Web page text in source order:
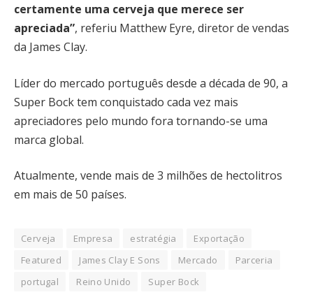
certamente uma cerveja que merece ser
apreciada”, referiu Matthew Eyre, diretor de vendas
da James Clay.
Líder do mercado português desde a década de 90, a
Super Bock tem conquistado cada vez mais
apreciadores pelo mundo fora tornando-se uma
marca global.
Atualmente, vende mais de 3 milhões de hectolitros
em mais de 50 países.
Cerveja Empresa estratégia
Exportação
Featured
James Clay E Sons Mercado
Parceria
portugal
Reino Unido Super Bock